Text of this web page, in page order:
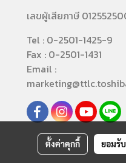
เลขผู้เสียภาษี
Tel : 0-2501-1425-9
Fax : 0-2501-1431
Email :
ตั้งค่าคุกกี้ ยอมรั